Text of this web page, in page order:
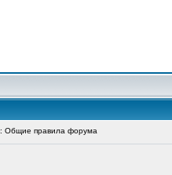
Общие правила форума